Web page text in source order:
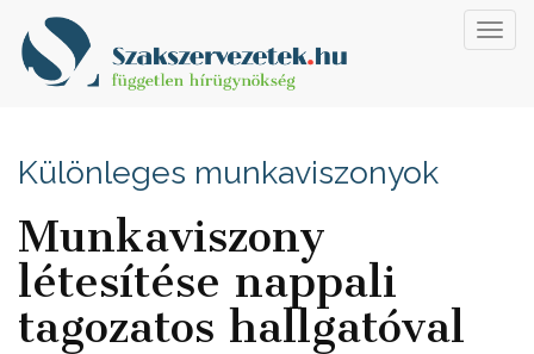
Különleges munkaviszonyok
Munkaviszony
létesítése nappali
tagozatos hallgatóval